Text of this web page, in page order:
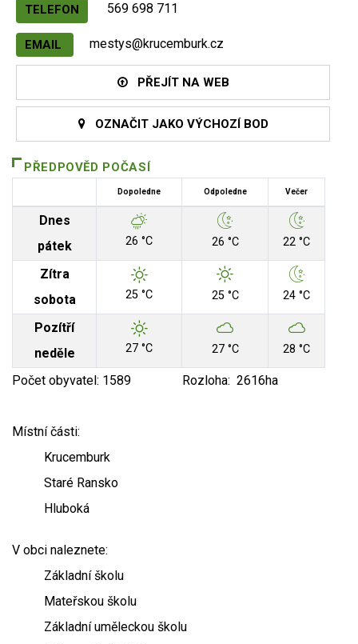
TELEFON 569 698 711
EMAIL mestys@krucemburk.cz
PŘEJÍT NA WEB
OZNAČIT JAKO VÝCHOZÍ BOD
PŘEDPOVĚD POČASÍ
Dopoledne Odpoledne Večer
Dnes
pátek
26 °C 26 °C 22 °C
Zítra
sobota
25 °C 25 °C 24 °C
Pozítří
neděle
27 °C 27 °C 28 °C
Počet obyvatel: 1589 Rozloha: 2616ha
Místní části:
Krucemburk
Staré Ransko
Hluboká
V obci naleznete:
Základní školu
Mateřskou školu
Základní uměleckou školu